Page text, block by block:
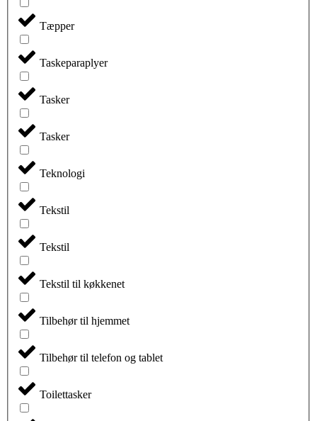
Tæpper
Taskeparaplyer
Tasker
Tasker
Teknologi
Tekstil
Tekstil
Tekstil til køkkenet
Tilbehør til hjemmet
Tilbehør til telefon og tablet
Toilettasker